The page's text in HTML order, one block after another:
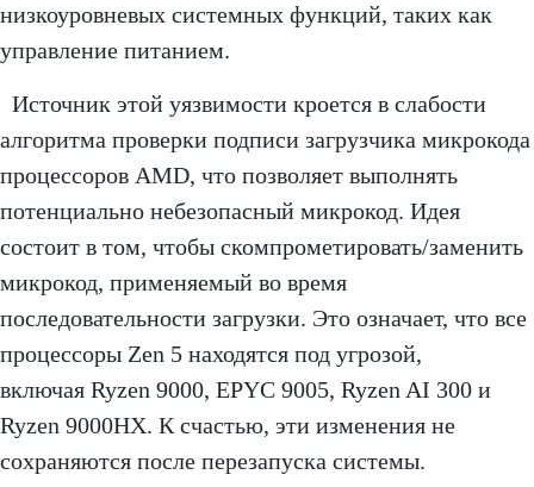
низкоуровневых системных функций, таких как
управление питанием.
Источник этой уязвимости кроется в слабости
алгоритма проверки подписи загрузчика микрокода
процессоров AMD, что позволяет выполнять
потенциально небезопасный микрокод. Идея
состоит в том, чтобы скомпрометировать/заменить
микрокод, применяемый во время
последовательности загрузки. Это означает, что все
процессоры Zen 5 находятся под угрозой,
включая Ryzen 9000, EPYC 9005, Ryzen AI 300 и
Ryzen 9000HX. К счастью, эти изменения не
сохраняются после перезапуска системы.